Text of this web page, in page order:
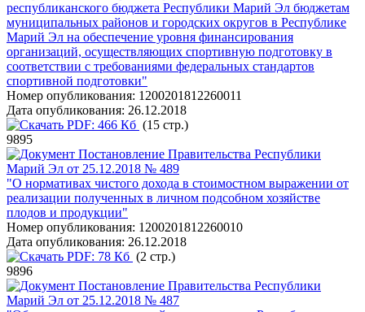
республиканского бюджета Республики Марий Эл бюджетам
муниципальных районов и городских округов в Республике
Марий Эл на обеспечение уровня финансирования
организаций, осуществляющих спортивную подготовку в
соответствии с требованиями федеральных стандартов
спортивной подготовки"
Номер опубликования: 1200201812260011
Дата опубликования: 26.12.2018
PDF: 466 Кб (15 стр.)
9895
Постановление Правительства Республики
Марий Эл от 25.12.2018 № 489
"О нормативах чистого дохода в стоимостном выражении от
реализации полученных в личном подсобном хозяйстве
плодов и продукции"
Номер опубликования: 1200201812260010
Дата опубликования: 26.12.2018
PDF: 78 Кб (2 стр.)
9896
Постановление Правительства Республики
Марий Эл от 25.12.2018 № 487